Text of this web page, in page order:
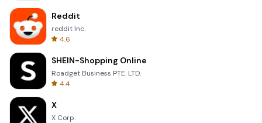
Reddit
reddit Inc.
4.6
SHEIN-Shopping Online
Roadget Business PTE. LTD.
4.4
X
X Corp.